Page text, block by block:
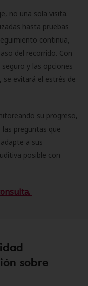
no una sola visita.
hasta pruebas
continua,
del recorrido. Con
y las opciones
se evitará el estrés de
su progreso,
preguntas que
a sus
posible con
sobre